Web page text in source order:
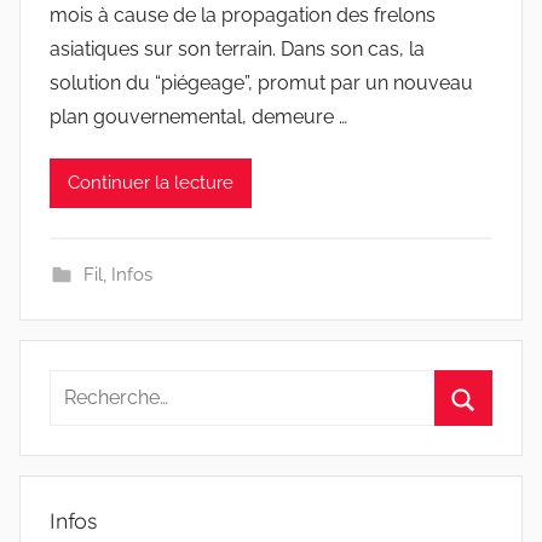
mois à cause de la propagation des frelons
asiatiques sur son terrain. Dans son cas, la
solution du “piégeage”, promut par un nouveau
plan gouvernemental, demeure …
Continuer la lecture
Fil Infos
Recherche
:
Infos